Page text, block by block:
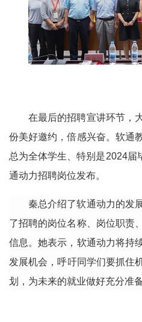
在最后的招聘宣讲环节，
份美好邀约，倍感兴奋。软通
总为全体学生、特别是2024届
通动力招聘岗位发布。
秦总介绍了软通动力的发
了招聘的岗位名称、岗位职责
信息。她表示，软通动力将持
发展机会 ， 呼吁同学们要抓住
划
， 为未来的就业做好充分准备